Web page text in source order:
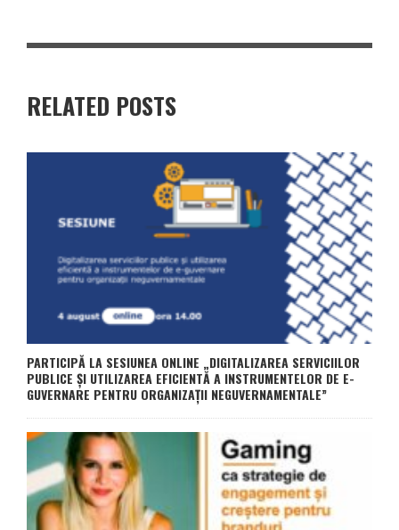
RELATED POSTS
PARTICIPĂ LA SESIUNEA ONLINE „DIGITALIZAREA SERVICIILOR
PUBLICE ȘI UTILIZAREA EFICIENTĂ A INSTRUMENTELOR DE E-
GUVERNARE PENTRU ORGANIZAȚII NEGUVERNAMENTALE”